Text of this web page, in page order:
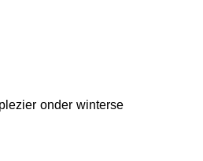
onder winterse